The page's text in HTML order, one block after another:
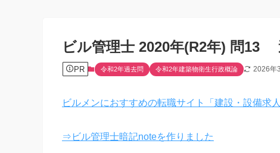
ビル管理士 2020年(R2年) 問13
PR 令和2年過去問 令和2年建築物衛生行政概論 2026年
ビルメンにおすすめの転職サイト「建設・設備求
⇒ビル管理士暗記noteを作りました